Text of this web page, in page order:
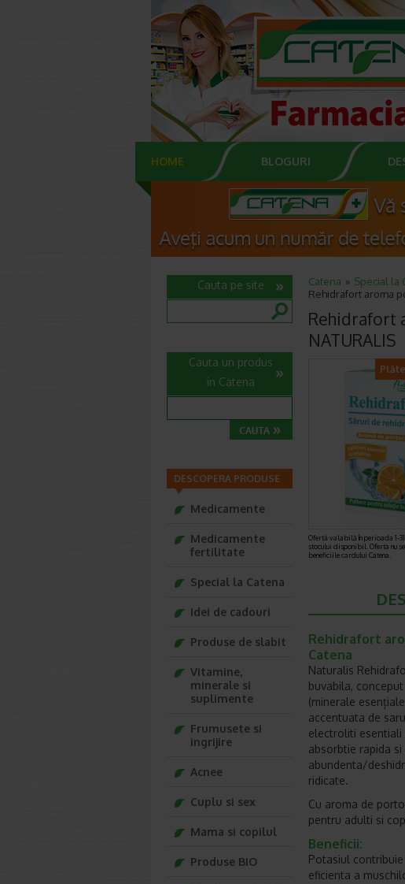
HOME BLOGURI
Catena Special la
Rehidrafort aroma
Rehidrafort
NATURALIS
Ofertă valabilă în perioada 1-
stocului disponibil. Oferta nu
beneficiile cardului Catena.
Rehidrafort
Catena
Naturalis
buvabila,
(minerale
accentuata de
electroliti
absorbtie rapida
abundenta/
ridicate.
Cu aroma de
pentru adulti si
Beneficii:
Potasiul
eficienta a
Cauta pe site
Cauta un produs
in Catena
DESCOPERA PRODUSE
Medicamente
Medicamente
fertilitate
Special la Catena
Idei de cadouri
Produse de slabit
Vitamine,
minerale si
suplimente
Frumusete si
ingrijire
Acnee
Cuplu si sex
Mama si copilul
Produse BIO